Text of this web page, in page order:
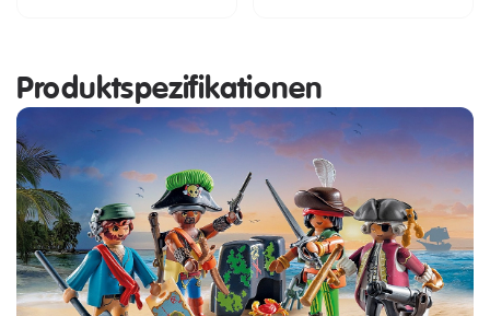
Produktspezifikationen